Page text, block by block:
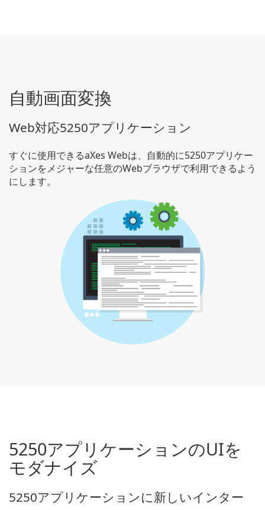
自動画面変換
Web対応5250アプリケーション
すぐに使用できるaXes Webは、自動的に5250アプリケー
ションをメジャーな任意のWebブラウザで利用できるよう
にします。
5250アプリケーションのUIを
モダナイズ
5250アプリケーションに新しいインター